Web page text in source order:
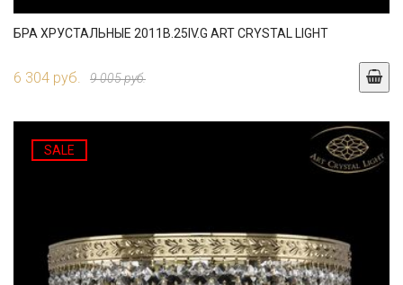
БРА ХРУСТАЛЬНЫЕ 2011B.25IV.G ART CRYSTAL LIGHT
6 304 руб. 9 005 руб.
SALE